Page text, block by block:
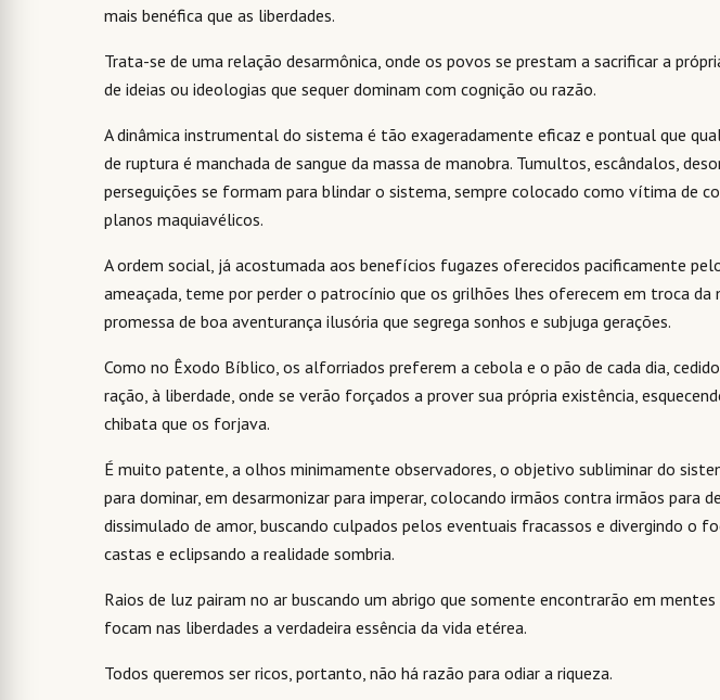
mais benéfica que as liberdades.
Trata-se de uma relação desarmônica, onde os povos se prestam a sacrificar a
de ideias ou ideologias que sequer dominam com cognição ou razão.
A dinâmica instrumental do sistema é tão exageradamente eficaz e pontual que
de ruptura é manchada de sangue da massa de manobra. Tumultos, escândalos,
perseguições se formam para blindar o sistema, sempre colocado como vítima de
planos maquiavélicos.
A ordem social, já acostumada aos benefícios fugazes oferecidos pacificamente
ameaçada, teme por perder o patrocínio que os grilhões lhes oferecem em troca da
promessa de boa aventurança ilusória que segrega sonhos e subjuga gerações.
Como no Êxodo Bíblico, os alforriados preferem a cebola e o pão de cada dia,
ração, à liberdade, onde se verão forçados a prover sua própria existência,
chibata que os forjava.
É muito patente, a olhos minimamente observadores, o objetivo subliminar do
para dominar, em desarmonizar para imperar, colocando irmãos contra irmãos para
dissimulado de amor, buscando culpados pelos eventuais fracassos e divergindo o
castas e eclipsando a realidade sombria.
Raios de luz pairam no ar buscando um abrigo que somente encontrarão em mentes
focam nas liberdades a verdadeira essência da vida etérea.
Todos queremos ser ricos, portanto, não há razão para odiar a riqueza.